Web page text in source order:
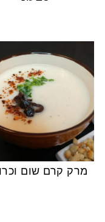
מרק קרם שום